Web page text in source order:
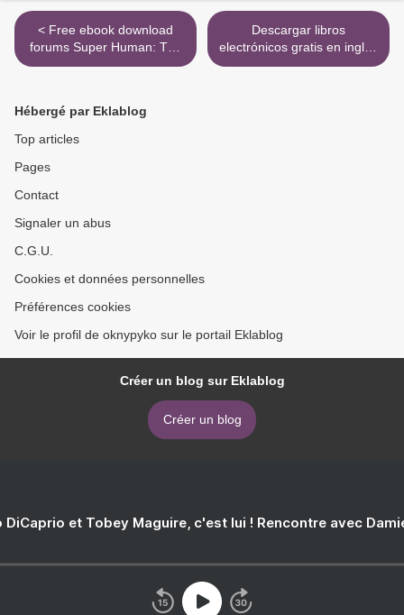
< Free ebook download
forums Super Human: The
Bulletproof Plan to Age
Descargar libros
electrónicos gratis en inglés
DONDE LLORAN LOS
Hébergé par Eklablog
Top articles
Pages
Contact
Signaler un abus
C.G.U.
Cookies et données personnelles
Préférences cookies
Voir le profil de oknypyko sur le portail Eklablog
Créer un blog sur Eklablog
Créer un blog
DiCaprio et Tobey Maguire, c'est lui ! Rencontre avec